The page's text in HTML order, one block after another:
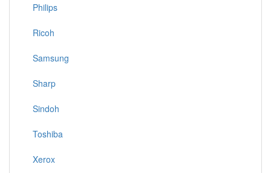
Philips
Ricoh
Samsung
Sharp
Sindoh
Toshiba
Xerox